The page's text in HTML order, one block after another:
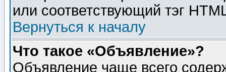
или соответствующий тэг
Вернуться к началу
Что такое «Объявление»?
Объявление чаще всего